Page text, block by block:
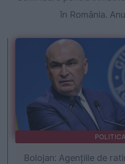
în România.
POLITICA
Bolojan: Agențiile de